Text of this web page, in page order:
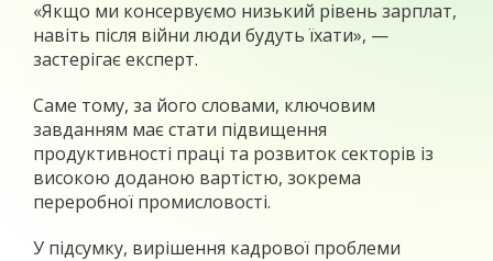
«Якщо ми консервуємо низький рівень зарплат,
навіть після війни люди будуть їхати», —
застерігає експерт.
Саме тому, за його словами, ключовим
завданням має стати підвищення
продуктивності праці та розвиток секторів із
високою доданою вартістю, зокрема
переробної промисловості.
У підсумку, вирішення кадрової проблеми